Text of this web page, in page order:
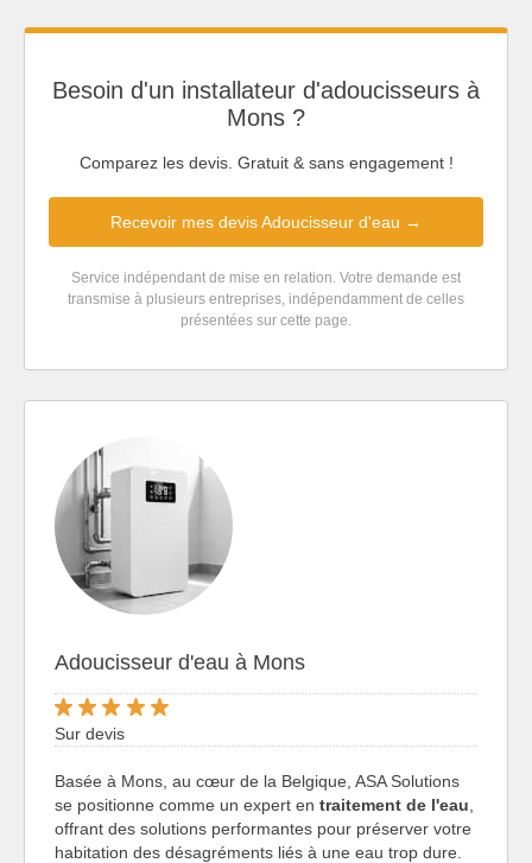
Besoin d'un installateur d'adoucisseurs à
Mons ?
Comparez les devis. Gratuit & sans engagement !
Recevoir mes devis Adoucisseur d'eau →
Service indépendant de mise en relation. Votre demande est
transmise à plusieurs entreprises, indépendamment de celles
présentées sur cette page.
Adoucisseur d'eau à Mons
Sur devis
Basée à Mons, au cœur de la Belgique, ASA Solutions
se positionne comme un expert en traitement de l'eau
offrant des solutions performantes pour préserver votre
habitation des désagréments liés à une eau trop dure.